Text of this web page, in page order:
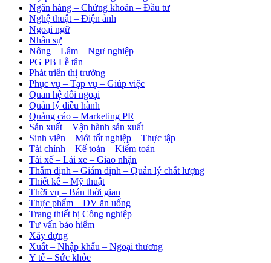
Ngân hàng – Chứng khoán – Đầu tư
Nghệ thuật – Điện ảnh
Ngoại ngữ
Nhân sự
Nông – Lâm – Ngư nghiệp
PG PB Lễ tân
Phát triển thị trường
Phục vụ – Tạp vụ – Giúp việc
Quan hệ đối ngoại
Quản lý điều hành
Quảng cáo – Marketing PR
Sản xuất – Vận hành sản xuất
Sinh viên – Mới tốt nghiệp – Thực tập
Tài chính – Kế toán – Kiểm toán
Tài xế – Lái xe – Giao nhận
Thẩm định – Giám định – Quản lý chất lượng
Thiết kế – Mỹ thuật
Thời vụ – Bán thời gian
Thực phẩm – DV ăn uống
Trang thiết bị Công nghiệp
Tư vấn bảo hiểm
Xây dựng
Xuất – Nhập khẩu – Ngoại thương
Y tế – Sức khỏe